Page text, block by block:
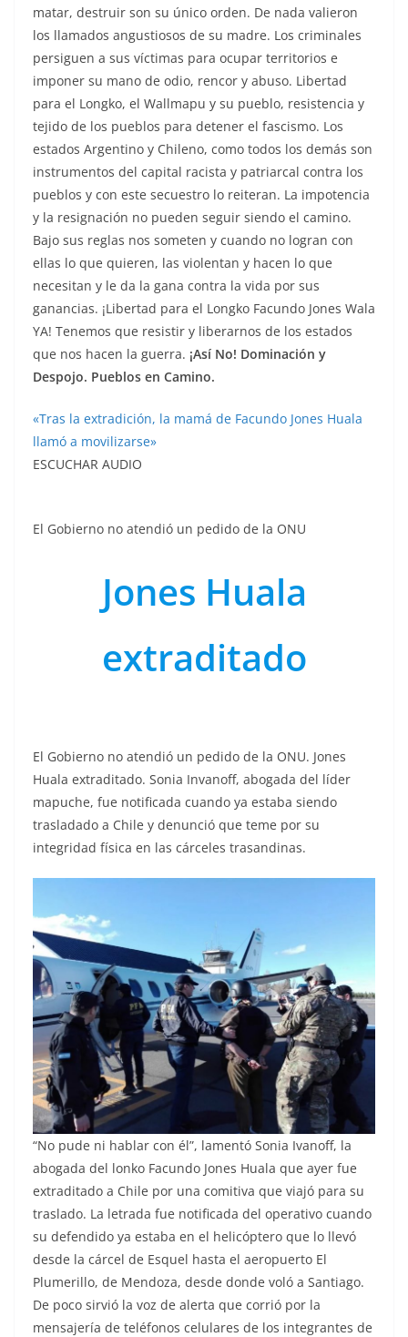
matar, destruir son su único orden. De nada valieron
los llamados angustiosos de su madre. Los criminales
persiguen a sus víctimas para ocupar territorios e
imponer su mano de odio, rencor y abuso. Libertad
para el Longko, el Wallmapu y su pueblo, resistencia y
tejido de los pueblos para detener el fascismo. Los
estados Argentino y Chileno, como todos los demás son
instrumentos del capital racista y patriarcal contra los
pueblos y con este secuestro lo reiteran. La impotencia
y la resignación no pueden seguir siendo el camino.
Bajo sus reglas nos someten y cuando no logran con
ellas lo que quieren, las violentan y hacen lo que
necesitan y le da la gana contra la vida por sus
ganancias. ¡Libertad para el Longko Facundo Jones Wala
YA! Tenemos que resistir y liberarnos de los estados
que nos hacen la guerra. ¡Así No! Dominación y
Despojo. Pueblos en Camino.
«Tras la extradición, la mamá de Facundo Jones Huala
llamó a movilizarse»
ESCUCHAR AUDIO
El Gobierno no atendió un pedido de la ONU
Jones Huala
extraditado
El Gobierno no atendió un pedido de la ONU. Jones
Huala extraditado. Sonia Invanoff, abogada del líder
mapuche, fue notificada cuando ya estaba siendo
trasladado a Chile y denunció que teme por su
integridad física en las cárceles trasandinas.
“No pude ni hablar con él”, lamentó Sonia Ivanoff, la
abogada del lonko Facundo Jones Huala que ayer fue
extraditado a Chile por una comitiva que viajó para su
traslado. La letrada fue notificada del operativo cuando
su defendido ya estaba en el helicóptero que lo llevó
desde la cárcel de Esquel hasta el aeropuerto El
Plumerillo, de Mendoza, desde donde voló a Santiago.
De poco sirvió la voz de alerta que corrió por la
mensajería de teléfonos celulares de los integrantes de